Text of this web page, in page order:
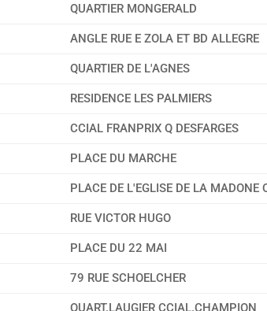
QUARTIER MONGERALD
ANGLE RUE E ZOLA ET BD ALLEGRE
QUARTIER DE L'AGNES
RESIDENCE LES PALMIERS
CCIAL FRANPRIX Q DESFARGES
PLACE DU MARCHE
PLACE DE L'EGLISE DE LA MADONE
RUE VICTOR HUGO
PLACE DU 22 MAI
79 RUE SCHOELCHER
QUART.LAUGIER CCIAL.CHAMPION